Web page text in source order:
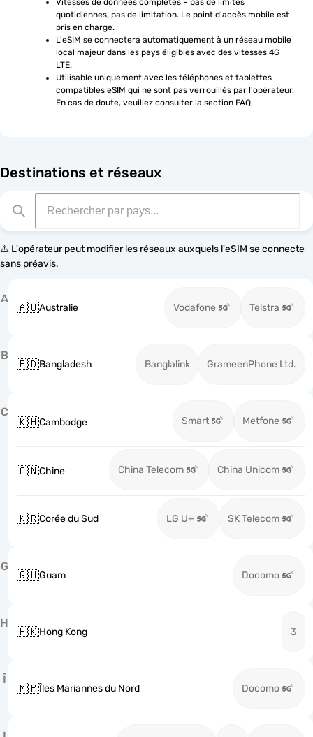
Vitesses de données complètes – pas de limites
quotidiennes, pas de limitation. Le point d'accès mobile est
pris en charge.
L'eSIM se connectera automatiquement à un réseau mobile
local majeur dans les pays éligibles avec des vitesses 4G
LTE.
Utilisable uniquement avec les téléphones et tablettes
compatibles eSIM qui ne sont pas verrouillés par l'opérateur.
En cas de doute, veuillez consulter la section FAQ.
Destinations et réseaux
⚠️ L'opérateur peut modifier les réseaux auxquels l'eSIM se connecte
sans préavis.
A
🇦🇺Australie Vodafone Telstra
B
🇧🇩Bangladesh Banglalink GrameenPhone Ltd.
C
🇰🇭Cambodge Smart Metfone
🇨🇳Chine China Telecom China Unicom
🇰🇷Corée du Sud LG U+ SK Telecom
G
🇬🇺Guam Docomo
H
🇭🇰Hong Kong 3
Î
🇲🇵Îles Mariannes du Nord Docomo